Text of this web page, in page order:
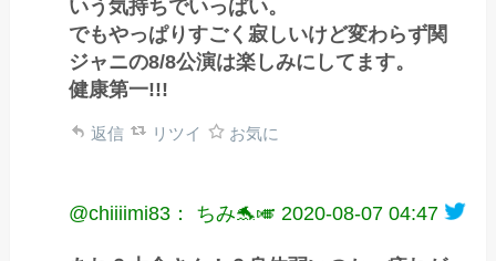
いう気持ちでいっぱい。
でもやっぱりすごく寂しいけど変わらず関
ジャニの8/8公演は楽しみにしてます。
健康第一!!!
返信 リツイ お気に
@chiiiimi83： ちみ🐬🎺 2020-08-07 04:47